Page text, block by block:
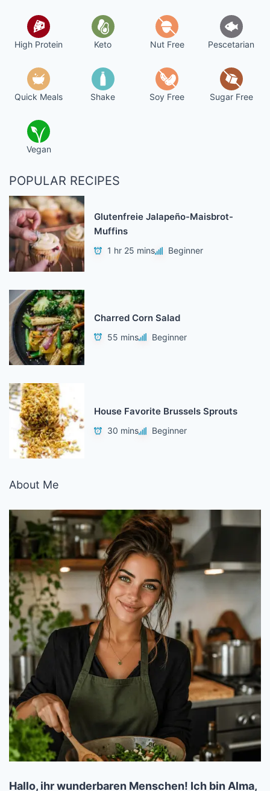
High Protein Keto Nut Free Pescetarian
Quick Meals Shake Soy Free Sugar Free
Vegan
POPULAR RECIPES
Glutenfreie Jalapeño-Maisbrot-
Muffins
1 hr 25 mins Beginner
Charred Corn Salad
55 mins Beginner
House Favorite Brussels Sprouts
30 mins Beginner
About Me
Hallo, ihr wunderbaren Menschen! Ich bin Alma,